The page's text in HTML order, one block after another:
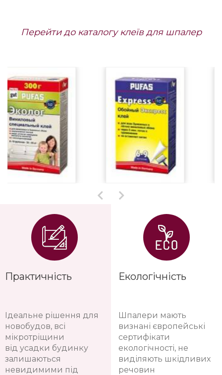
Перейти до каталогу клеїв для шпалер
Практичність
Ідеальне рішення для
новобудов, всі
мікротріщини
від усадки будинку
залишаються
невидимими під
Екологічність
Шпалери мають
визнані європейські
сертифікати
екологічності, не
виділяють шкідливих
речовин